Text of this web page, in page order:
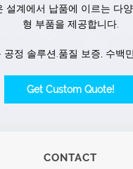
설계에서 납품에 이르는 다
형 부품을 제공합니다.
공정 솔루션.품질 보증, 수백
Get Custom Quote!
CONTACT